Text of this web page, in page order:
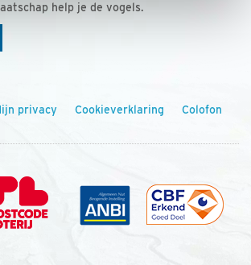
help je de vogels.
privacy Cookieverklaring Colofon